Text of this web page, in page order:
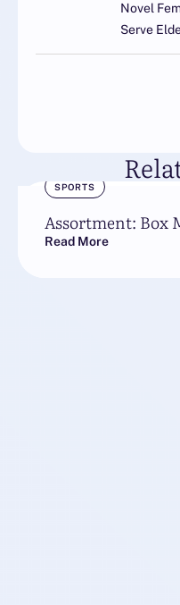
Novel
Serve
SPORTS
Assortment: Box
Read More